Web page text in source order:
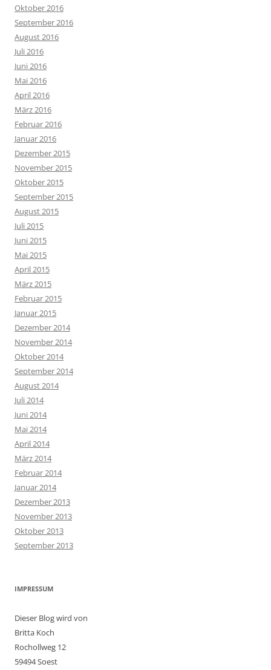
Oktober 2016
September 2016
August 2016
Juli 2016
Juni 2016
Mai 2016
April 2016
März 2016
Februar 2016
Januar 2016
Dezember 2015
November 2015
Oktober 2015
September 2015
August 2015
Juli 2015
Juni 2015
Mai 2015
April 2015
März 2015
Februar 2015
Januar 2015
Dezember 2014
November 2014
Oktober 2014
September 2014
August 2014
Juli 2014
Juni 2014
Mai 2014
April 2014
März 2014
Februar 2014
Januar 2014
Dezember 2013
November 2013
Oktober 2013
September 2013
IMPRESSUM
Dieser Blog wird von
Britta Koch
Rochollweg 12
59494 Soest